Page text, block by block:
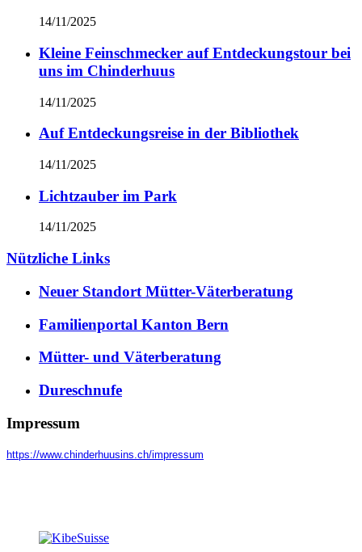
14/11/2025
Kleine Feinschmecker auf Entdeckungstour bei
uns im Chinderhuus
14/11/2025
Auf Entdeckungsreise in der Bibliothek
14/11/2025
Lichtzauber im Park
14/11/2025
Nützliche Links
Neuer Standort Mütter-Väterberatung
Familienportal Kanton Bern
Mütter- und Väterberatung
Dureschnufe
Impressum
https://www.chinderhuusins.ch/impressum